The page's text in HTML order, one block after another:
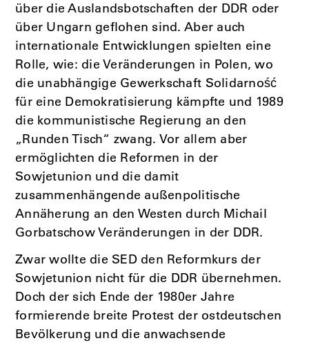
über die Auslandsbotschaften der DDR oder
über Ungarn geflohen sind. Aber auch
internationale Entwicklungen spielten eine
Rolle, wie: die Veränderungen in Polen, wo
die unabhängige Gewerkschaft Solidarność
für eine Demokratisierung kämpfte und 1989
die kommunistische Regierung an den
„Runden Tisch“ zwang. Vor allem aber
ermöglichten die Reformen in der
Sowjetunion und die damit
zusammenhängende außenpolitische
Annäherung an den Westen durch Michail
Gorbatschow Veränderungen in der DDR.
Zwar wollte die SED den Reformkurs der
Sowjetunion nicht für die DDR übernehmen.
Doch der sich Ende der 1980er Jahre
formierende breite Protest der ostdeutschen
Bevölkerung und die anwachsende